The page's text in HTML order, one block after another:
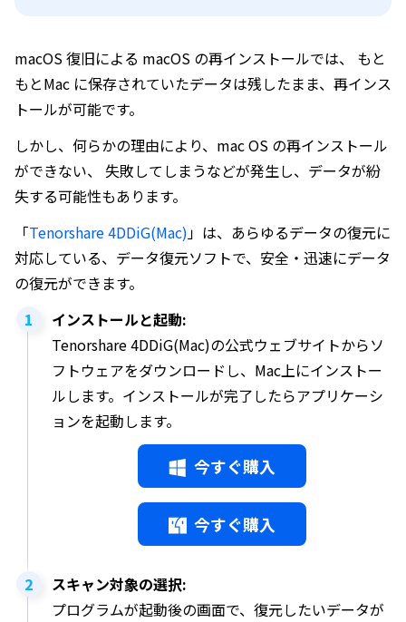
macOS 復旧による macOS の再インストールでは、 もと
もとMac に保存されていたデータは残したまま、再インス
トールが可能です。
しかし、何らかの理由により、mac OS の再インストール
ができない、 失敗してしまうなどが発生し、データが紛
失する可能性もあります。
「Tenorshare 4DDiG(Mac) 」は、あらゆるデータの復元に
対応している、データ復元ソフトで、安全・迅速にデータ
の復元ができます。
インストールと起動:
Tenorshare 4DDiG(Mac)の公式ウェブサイトからソ
フトウェアをダウンロードし、Mac上にインストー
ルします。インストールが完了したらアプリケーシ
ョンを起動します。
今すぐ購入
今すぐ購入
スキャン対象の選択:
プログラムが起動後の画面で、復元したいデータが